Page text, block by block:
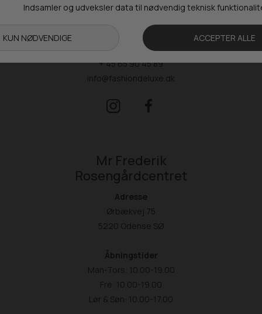
Tors: 09.00-17.00
Kontakt
+ 45 65 90 45 89
info@fashiondeluxe.dk
Mr Frederik
Rosengårdcentret
Adresse
Ørbækvej 75
5220 Odense SØ
Åbningstider
Man-Tors: 10.00-19.00
Fre: 10.00-19.00
Lør & Søn: 10.00-17.00